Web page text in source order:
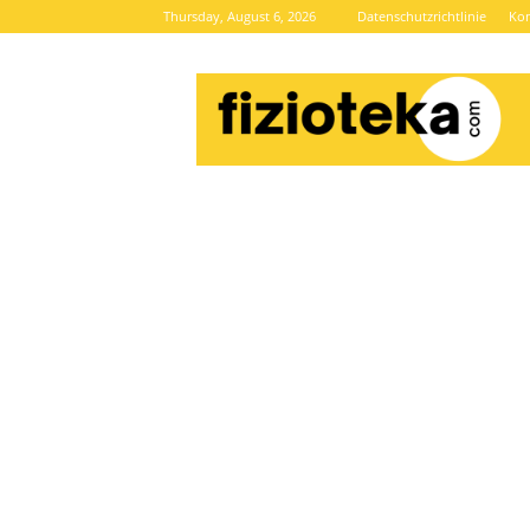
Thursday, August 6, 2026 Datenschutzrichtlinie
Brze
vijesti